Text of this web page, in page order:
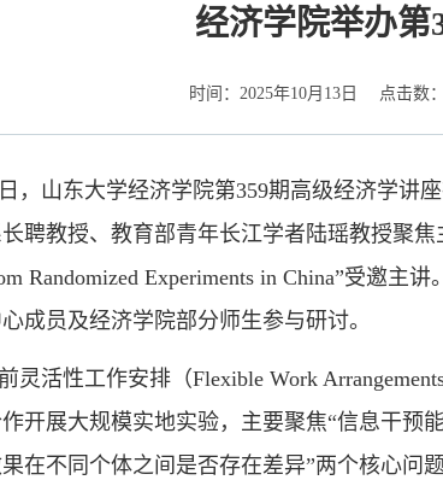
经济学院举办第
时间： 2025年10月13日 点击数：
，山东大学经济学院第359期高级经济学讲
聘教授、教育部青年长江学者陆瑶教授聚焦
Randomized Experiments in China”受邀
成员及经济学院部分师生参与研讨。
灵活性工作安排（Flexible Work
开展大规模实地实验，主要聚焦“信息干预
在不同个体之间是否存在差异”两个核心问